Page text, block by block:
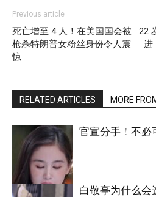
Previous article
死亡增至 4 人！在美国国会被
枪杀特朗普女粉丝身份令人震
惊
22
进
RELATED ARTICLES MORE
官宣分手！不必
白敬亭为什么会